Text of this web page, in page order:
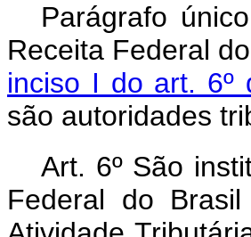
Parágrafo
Receita Federal
inciso I do art.
são autoridades
Art. 6º São
Federal do